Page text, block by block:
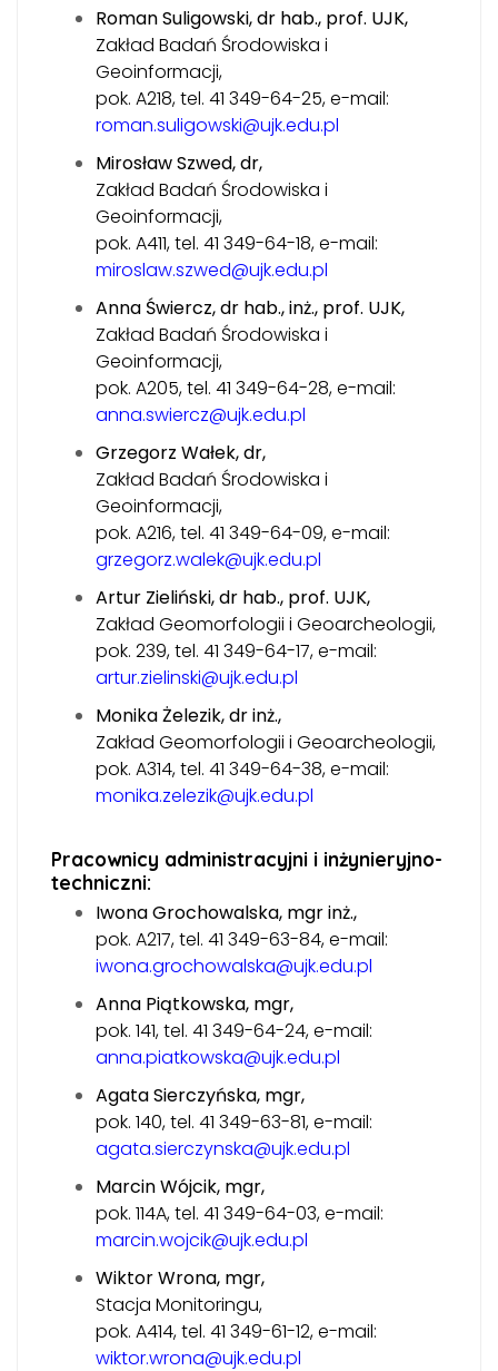
Roman Suligowski, dr hab., prof. UJK,
Zakład Badań Środowiska i
Geoinformacji,
pok. A218, tel. 41 349-64-25, e-mail:
roman.suligowski@ujk.edu.pl
Mirosław Szwed, dr,
Zakład Badań Środowiska i
Geoinformacji,
pok. A411, tel. 41 349-64-18, e-mail:
miroslaw.szwed@ujk.edu.pl
Anna Świercz, dr hab., inż., prof. UJK,
Zakład Badań Środowiska i
Geoinformacji,
pok. A205, tel. 41 349-64-28, e-mail:
anna.swiercz@ujk.edu.pl
Grzegorz Wałek, dr,
Zakład Badań Środowiska i
Geoinformacji,
pok. A216, tel. 41 349-64-09, e-mail:
grzegorz.walek@ujk.edu.pl
Artur Zieliński, dr hab., prof. UJK,
Zakład Geomorfologii i Geoarcheologii,
pok. 239, tel. 41 349-64-17, e-mail:
artur.zielinski@ujk.edu.pl
Monika Żelezik, dr inż.,
Zakład Geomorfologii i Geoarcheologii,
pok. A314, tel. 41 349-64-38, e-mail:
monika.zelezik@ujk.edu.pl
Pracownicy administracyjni i inżynieryjno-
techniczni:
Iwona Grochowalska, mgr inż.,
pok. A217, tel. 41 349-63-84, e-mail:
iwona.grochowalska@ujk.edu.pl
Anna Piątkowska, mgr,
pok. 141, tel. 41 349-64-24, e-mail:
anna.piatkowska@ujk.edu.pl
Agata Sierczyńska, mgr,
pok. 140, tel. 41 349-63-81, e-mail:
agata.sierczynska@ujk.edu.pl
Marcin Wójcik, mgr,
pok. 114A, tel. 41 349-64-03, e-mail:
marcin.wojcik@ujk.edu.pl
Wiktor Wrona, mgr,
Stacja Monitoringu,
pok. A414, tel. 41 349-61-12, e-mail:
wiktor.wrona@ujk.edu.pl